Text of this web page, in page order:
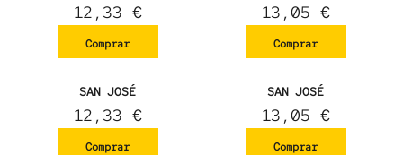
12,33 €
Comprar
13,05 €
Comprar
SAN JOSÉ
12,33 €
Comprar
SAN JOSÉ
13,05 €
Comprar